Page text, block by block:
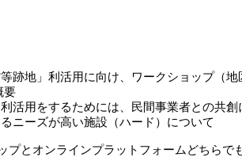
跡地」利活用に向け、ワークショップ（
要
活用をするためには、民間事業者との共創
ニーズが高い施設（ハード）について
プとオンラインプラットフォームどちらで